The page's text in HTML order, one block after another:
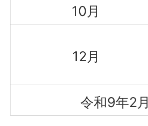
10月
12月
令和9年2月